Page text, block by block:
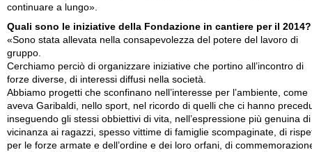
continuare a lungo».
Quali sono le iniziative della Fondazione in cantiere per il 2014?
«Sono stata allevata nella consapevolezza del potere del lavoro di
gruppo.
Cerchiamo perciò di organizzare iniziative che portino all’incontro di
forze diverse, di interessi diffusi nella società.
Abbiamo progetti che sconfinano nell’interesse per l’ambiente, come
aveva Garibaldi, nello sport, nel ricordo di quelli che ci hanno
inseguendo gli stessi obbiettivi di vita, nell’espressione più genuina di
vicinanza ai ragazzi, spesso vittime di famiglie scompaginate, di
per le forze armate e dell’ordine e dei loro orfani, di